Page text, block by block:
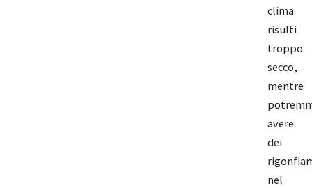
clima
risulti
troppo
secco,
mentre
avere
dei
nel